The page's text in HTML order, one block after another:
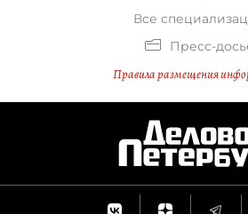
Все
Пресс-
Правила размещения